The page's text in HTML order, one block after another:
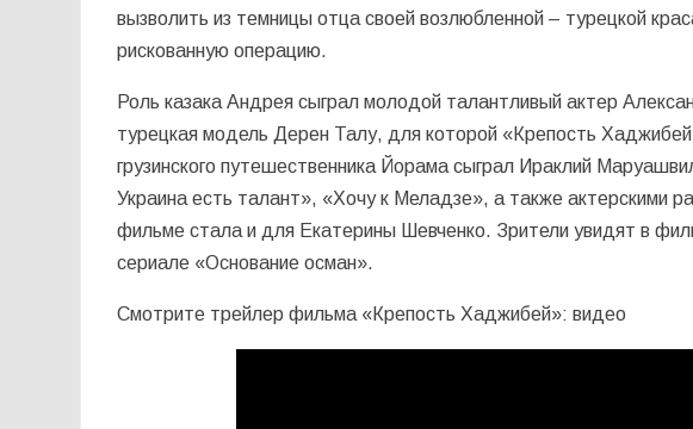
вызволить из темницы отца своей возлюбленной – турецкой
рискованную операцию.
Роль казака Андрея сыграл молодой талантливый актер
турецкая модель Дерен Талу, для которой «Крепость
грузинского путешественника Йорама сыграл Ираклий
Украина есть талант», «Хочу к Меладзе», а также актерскими
фильме стала и для Екатерины Шевченко. Зрители увидят в
сериале «Основание осман».
Смотрите трейлер фильма «Крепость Хаджибей»: видео